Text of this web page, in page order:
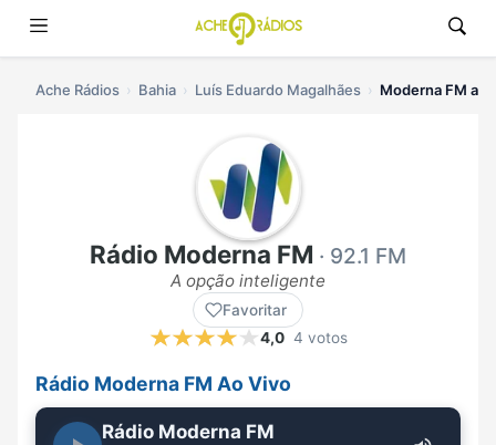
Ache Rádios Bahia Luís Eduardo Magalhães Moderna FM ao
Rádio Moderna FM · 92.1 FM
A opção inteligente
Favoritar
4,0 4 votos
Rádio Moderna FM Ao Vivo
Rádio Moderna FM